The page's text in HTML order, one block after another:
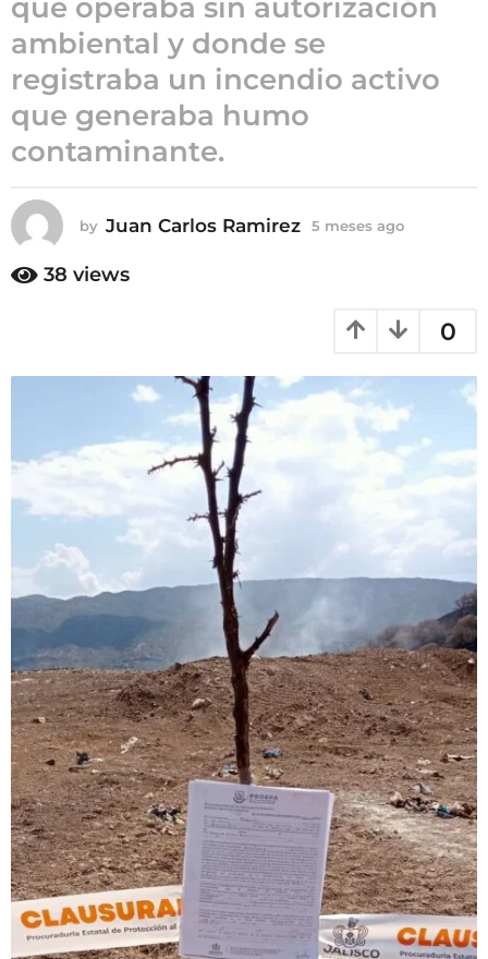
5
m
e
e
s
g
o
que operaba sin autorización
ambiental y donde se
registraba un incendio activo
que generaba humo
contaminante.
by Juan Carlos Ramirez 5 meses ago
s
38 views
0